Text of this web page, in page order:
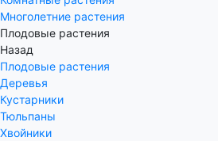
Многолетние растения
Плодовые растения
Назад
Плодовые растения
Деревья
Кустарники
Тюльпаны
Хвойники